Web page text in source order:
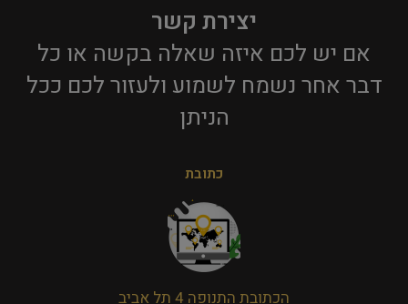
יצירת קשר
אם יש לכם איזה שאלה בקשה או כל
דבר אחר נשמח לשמוע ולעזור לכם ככל
הניתן​
כתובת
הכתובת התנופה 4 תל אביב